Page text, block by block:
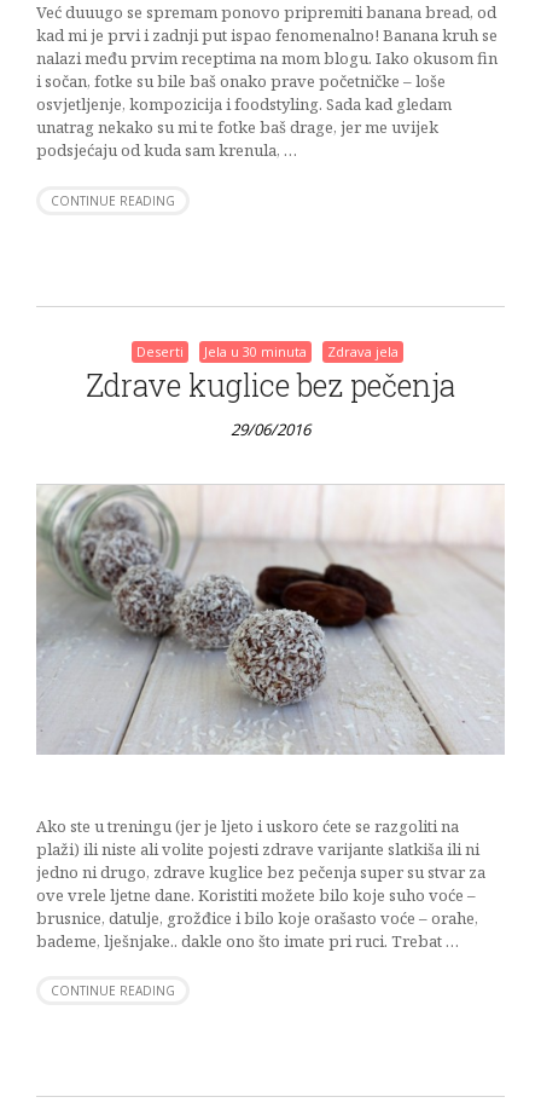
Već duuugo se spremam ponovo pripremiti banana bread, od
kad mi je prvi i zadnji put ispao fenomenalno! Banana kruh se
nalazi među prvim receptima na mom blogu. Iako okusom fin
i sočan, fotke su bile baš onako prave početničke – loše
osvjetljenje, kompozicija i foodstyling. Sada kad gledam
unatrag nekako su mi te fotke baš drage, jer me uvijek
podsjećaju od kuda sam krenula, …
CONTINUE READING
Deserti Jela u 30 minuta Zdrava jela
Zdrave kuglice bez pečenja
29/06/2016
Ako ste u treningu (jer je ljeto i uskoro ćete se razgoliti na
plaži) ili niste ali volite pojesti zdrave varijante slatkiša ili ni
jedno ni drugo, zdrave kuglice bez pečenja super su stvar za
ove vrele ljetne dane. Koristiti možete bilo koje suho voće –
brusnice, datulje, grožđice i bilo koje orašasto voće – orahe,
bademe, lješnjake.. dakle ono što imate pri ruci. Trebat …
CONTINUE READING